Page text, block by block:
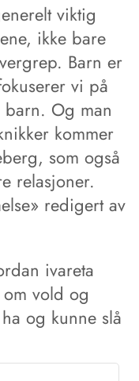
viktig
ikke bare
Barn er
vi på
barn. Og man
kommer
som også
relasjoner.
redigert av
ivareta
vold og
og kunne slå